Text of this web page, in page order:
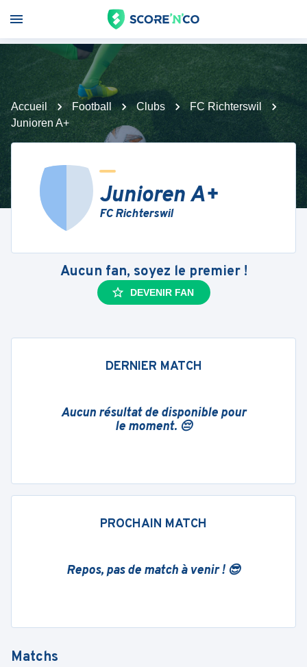
Accueil Football Clubs
FC Richterswil
Junioren A+
Junioren A+
FC Richterswil
Aucun fan, soyez le premier !
DEVENIR FAN
DERNIER MATCH
Aucun résultat de disponible pour
le moment. 😔
PROCHAIN MATCH
Repos, pas de match à venir ! 😎
Matchs